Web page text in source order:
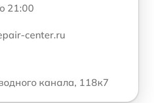
21:00
center.ru
канала, 118к7